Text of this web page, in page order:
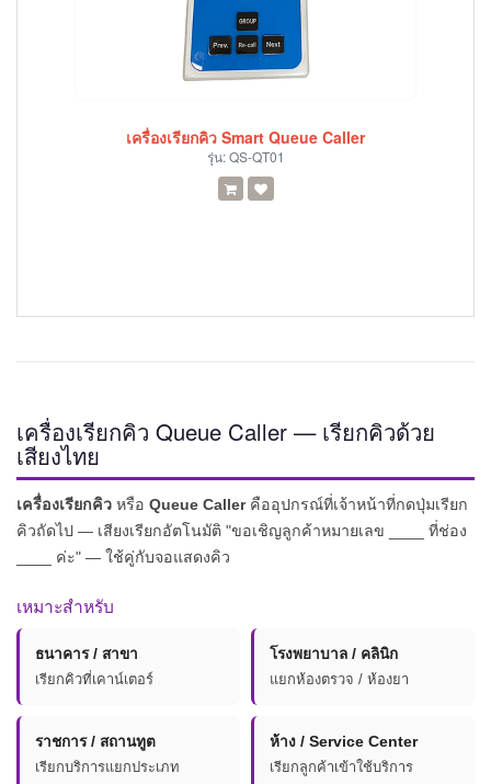
เครื่องเรียกคิว Smart Queue Caller
รุ่น:QS-QT01
เครื่องเรียกคิว Queue Caller — เรียกคิวด้วย
เสียงไทย
เครื่องเรียกคิว หรือ Queue Callerคืออุปกรณ์ที่เจ้าหน้าที่กดปุ่มเรียก
คิวถัดไป — เสียงเรียกอัตโนมัติ "ขอเชิญลูกค้าหมายเลข ____ ที่ช่อง
____ ค่ะ" — ใช้คู่กับจอแสดงคิว
เหมาะสำหรับ
ธนาคาร / สาขา
เรียกคิวที่เคาน์เตอร์
โรงพยาบาล / คลินิก
แยกห้องตรวจ / ห้องยา
ราชการ / สถานทูต
เรียกบริการแยกประเภท
ห้าง / Service Center
เรียกลูกค้าเข้าใช้บริการ